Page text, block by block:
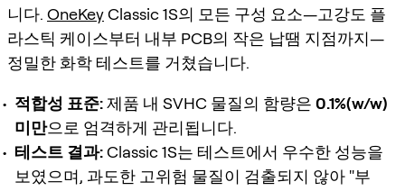
니다. OneKeyClassic 1S의 모든 구성 요소—고강도 플
라스틱 케이스부터 내부 PCB의 작은 납땜 지점까지—
정밀한 화학 테스트를 거쳤습니다.
적합성 표준:제품 내 SVHC 물질의 함량은 0.1%(w/w)
미만으로 엄격하게 관리됩니다.
테스트 결과:Classic 1S는 테스트에서 우수한 성능을
보였으며, 과도한 고위험 물질이 검출되지 않아 "부